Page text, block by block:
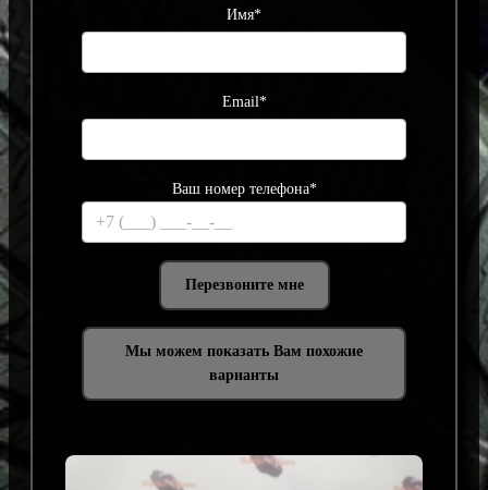
Имя*
Email*
Ваш номер телефона*
Мы можем показать Вам похожие
варианты